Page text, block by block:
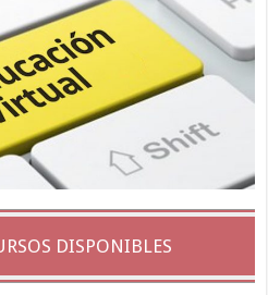
DISPONIBLES